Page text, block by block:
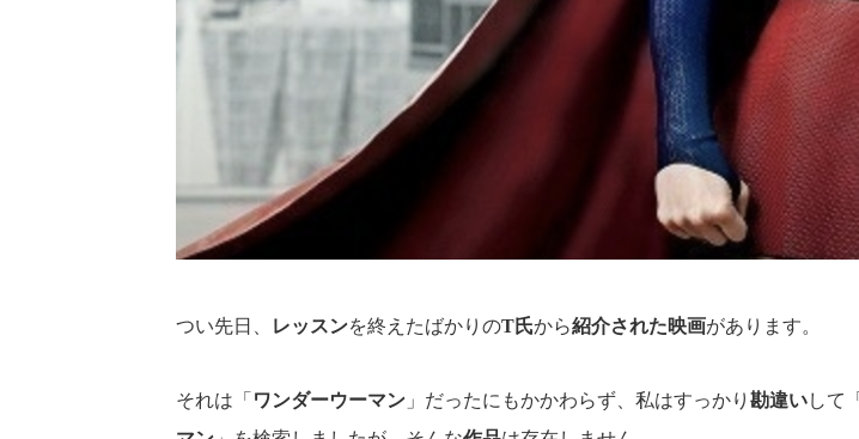
つい先日、 レッスンを終えたばかりのT氏から紹介された映画があります。
それは「 ワンダーウーマン 」だったにもかかわらず、私はすっかり 勘違いして「